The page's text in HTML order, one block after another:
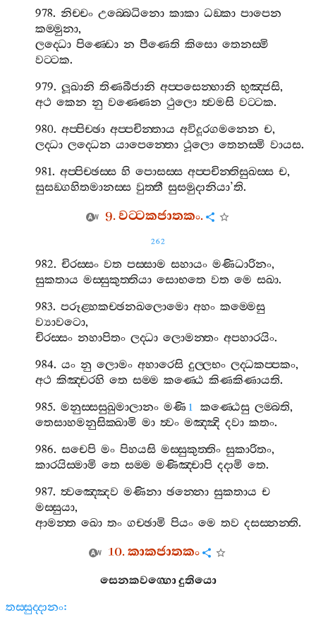
978.නිච‍්චං උබ‍්බෙධිනො කාකා ධඞ‍්කා පාපෙන
කම‍්මුනා,
ලද‍්ධො පිණ‍්ඩො න පීණෙති කිසො තෙනස‍්මි
වට‍්ටක.
979.ලූඛානි තිණබීජානි අප‍්පසෙන‍්හානි භුඤ‍්ජසි,
අථ කෙන නු වණ‍්ණෙන ථුලො ත්‍වමසි වට‍්ටක.
980.අප‍්පිච‍්ඡා අප‍්පචින‍්තාය අවිදූරගමනෙන ච,
ලද‍්ධා ලද‍්ධෙන යාපෙන‍්තො ථූලො තෙනස‍්මි වායස.
981.අප‍්පිච‍්ඡස‍්ස හි පොසස‍්ස අප‍්පචින‍්තිසුඛස‍්ස ච,
සුසඞ‍්ගහිතමානස‍්ස වුත‍්තී සුසමුදානියා’ති.
9.වට‍්ටකජාතකං.
262
982.චිරස‍්සං වත පස‍්සාම සහායං මණිධාරිනං,
සුකතාය මස‍්සුකුත‍්තියා සොභතෙ වත මෙ සඛා.
983.පරූළ‍්හකච‍්ඡනඛලොමො අහං කම‍්මෙසු
ව්‍යාවටො,
චිරස‍්සං නහාපිතං ලද‍්ධා ලොමන‍්තං අපහාරයිං.
984.යං නු ලොමං අහාරෙසි දුල‍්ලභං ලද‍්ධකප‍්පකං,
අථ කිඤ‍්චරහි තෙ සම‍්ම කණ‍්ඨෙ කිණකිණායති.
985.මනුස‍්සසුඛුමාලානං මණි 1 කණ‍්ඨෙසු ලම‍්බති,
තෙසාහමනුසික‍්ඛාමි මා ත්‍වං මඤ‍්ඤි දවා කතං.
986.සචෙපි මං පිහයසි මස‍්සුකුත‍්තිං සුකාරිතං,
කාරයිස‍්මාමි තෙ සම‍්ම මණිඤ‍්චාපි දදාමි තෙ.
987.ත්‍වඤ‍්ඤෙව මණිනා ඡන‍්නො සුකතාය ච
මස‍්සුයා,
ආමන‍්ත ඛො තං ගච‍්ඡාමි පියං මෙ තව දසස‍්නන‍්ති.
10.කාකජාතකං
සෙනකවග‍්ගොදුතියො
තස‍්සුද‍්දානං: